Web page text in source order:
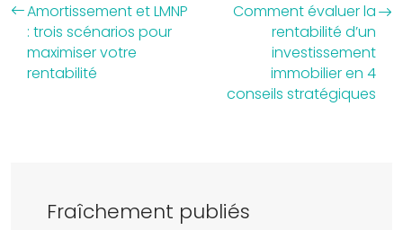
Amortissement et LMNP
: trois scénarios pour
maximiser votre
rentabilité
Comment évaluer la
rentabilité d’un
investissement
immobilier en 4
conseils stratégiques
Fraîchement publiés